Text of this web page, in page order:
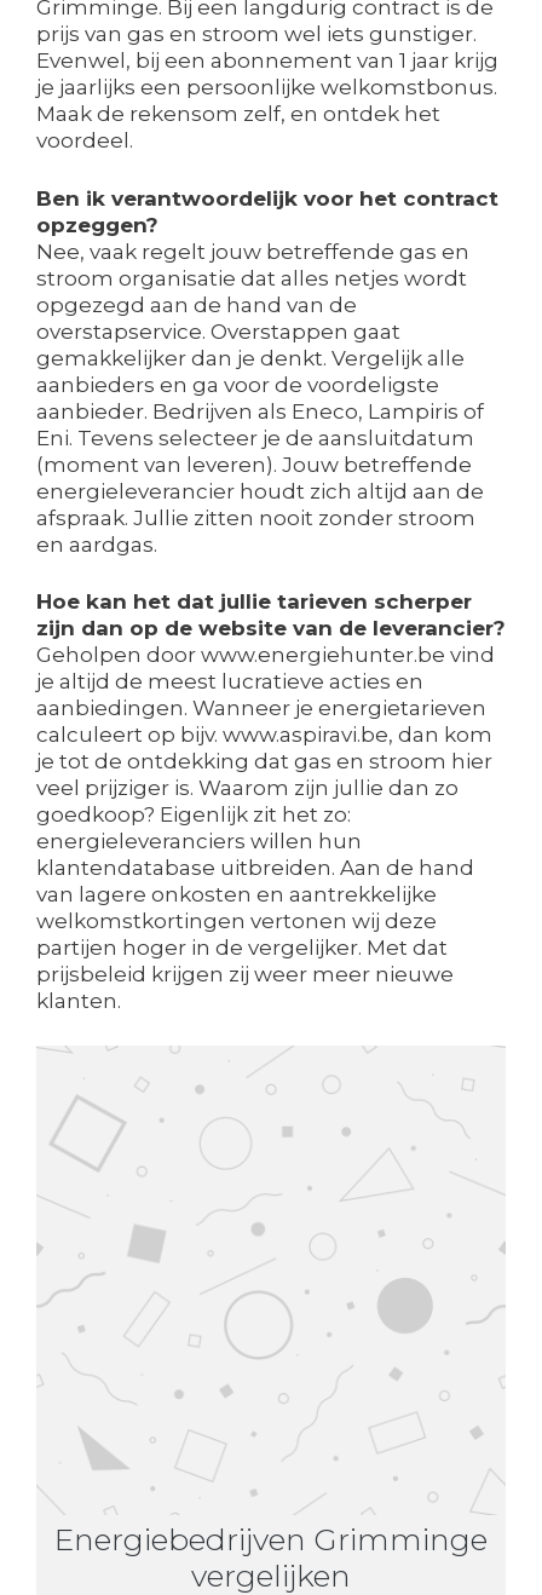
Grimminge. Bij een langdurig contract is de
prijs van gas en stroom wel iets gunstiger.
Evenwel, bij een abonnement van 1 jaar krijg
je jaarlijks een persoonlijke welkomstbonus.
Maak de rekensom zelf, en ontdek het
voordeel.
Ben ik verantwoordelijk voor het contract
opzeggen?
Nee, vaak regelt jouw betreffende gas en
stroom organisatie dat alles netjes wordt
opgezegd aan de hand van de
overstapservice. Overstappen gaat
gemakkelijker dan je denkt. Vergelijk alle
aanbieders en ga voor de voordeligste
aanbieder. Bedrijven als Eneco, Lampiris of
Eni. Tevens selecteer je de aansluitdatum
(moment van leveren). Jouw betreffende
energieleverancier houdt zich altijd aan de
afspraak. Jullie zitten nooit zonder stroom
en aardgas.
Hoe kan het dat jullie tarieven scherper
zijn dan op de website van de leverancier?
Geholpen door www.energiehunter.be vind
je altijd de meest lucratieve acties en
aanbiedingen. Wanneer je energietarieven
calculeert op bijv. www.aspiravi.be, dan kom
je tot de ontdekking dat gas en stroom hier
veel prijziger is. Waarom zijn jullie dan zo
goedkoop? Eigenlijk zit het zo:
energieleveranciers willen hun
klantendatabase uitbreiden. Aan de hand
van lagere onkosten en aantrekkelijke
welkomstkortingen vertonen wij deze
partijen hoger in de vergelijker. Met dat
prijsbeleid krijgen zij weer meer nieuwe
klanten.
Energiebedrijven Grimminge
vergelijken